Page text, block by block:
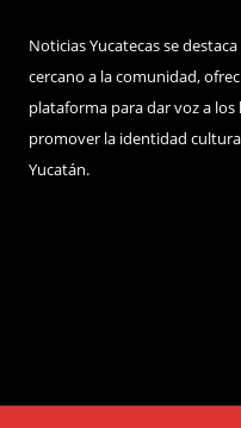
Noticias Yucatecas se
cercano a la comunidad,
plataforma para dar voz a
promover la identidad
Yucatán.